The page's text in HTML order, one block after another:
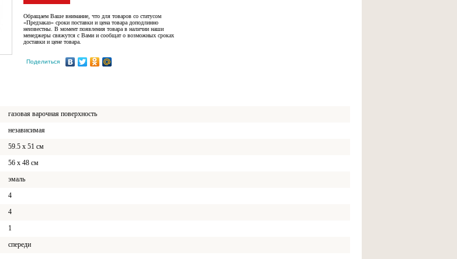
Обращаем Ваше внимание, что для товаров со статусом
«Предзаказ» сроки поставки и цена товара доподлинно
неизвестны. В момент появления товара в наличии наши
менеджеры свяжутся с Вами и сообщат о возможных сроках
доставки и цене товара.
Поделиться
газовая варочная поверхность
независимая
59.5 x 51 см
56 x 48 см
эмаль
4
4
1
спереди